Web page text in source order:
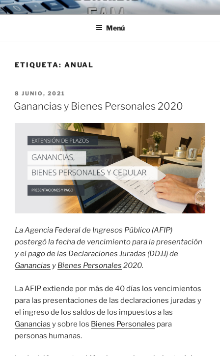
Ir
al
ESTUDIO CONTABLE FAM
Jóvenes Profesionales egresados de la U.B.A.
Menú
ETIQUETA: ANUAL
PUBLICADO
EL
8 JUNIO, 2021
Ganancias y Bienes Personales 2020
La Agencia Federal de Ingresos Público (AFIP)
postergó la fecha de vencimiento para la presentación
y el pago de las Declaraciones Juradas (DDJJ) de
Ganancias y Bienes Personales 2020.
La AFIP extiende por más de 40 días los vencimientos
para las presentaciones de las declaraciones juradas y
el ingreso de los saldos de los impuestos a las
Ganancias y sobre los Bienes Personales para
personas humanas.